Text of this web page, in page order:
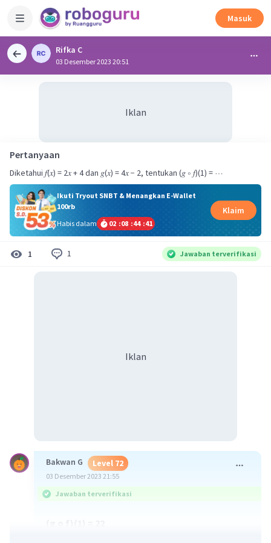
Masuk
Rifka C
03 Desember 2023 20:51
Iklan
Pertanyaan
Diketahui 𝑓(𝑥) = 2𝑥 + 4 dan 𝑔(𝑥) = 4𝑥 − 2, tentukan (𝑔 ∘ 𝑓)(1) = ⋯
Ikuti Tryout SNBT & Menangkan E-Wallet
100rb
Habis dalam
02 :08 :44 :40
Klaim
1 1 Jawaban terverifikasi
Iklan
Bakwan G Level 72
03 Desember 2023 21:55
Jawaban terverifikasi